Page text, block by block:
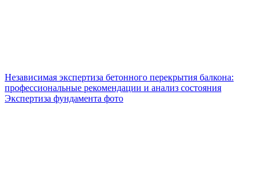
Независимая экспертиза бетонного перекрытия балкона:
профессиональные рекомендации и анализ состояния
Экспертиза фундамента фото